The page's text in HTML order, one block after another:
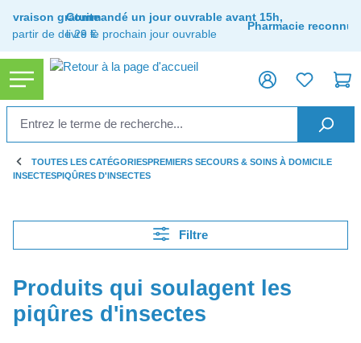
principal
Livraison gratuite
à partir de de 29 €
Commandé un jour ouvrable avant 15h,
livré le prochain jour ouvrable
Pharmacie reconnue
TOUTES LES CATÉGORIESPREMIERS SECOURS & SOINS À DOMICILE
INSECTESPIQÛRES D'INSECTES
Filtre
Produits qui soulagent les
piqûres d'insectes